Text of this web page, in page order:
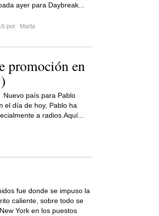
ayer para Daybreak...
por
Marta
promoción en
Nuevo país para Pablo
el día de hoy, Pablo ha
a radios.Aquí...
fue donde se impuso la
caliente, sobre todo se
York en los puestos